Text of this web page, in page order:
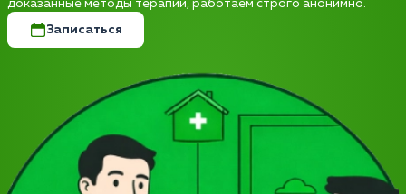
доказанные методы терапии, работаем строго анонимно.
Записаться